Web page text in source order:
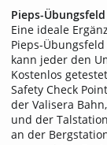
Pieps-
Eine ideale
Pieps-
kann jeder den
Kostenlos
Safety Check
der Valisera
und der
an der